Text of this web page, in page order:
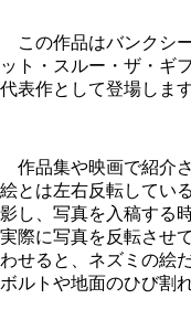
この作品はバンクシ
ット・スルー・ザ・ギ
代表作として登場します
作品集や映画で紹介
絵とは左右反転してい
影し、写真を入稿する
実際に写真を反転させ
わせると、ネズミの絵
ボルトや地面のひび割